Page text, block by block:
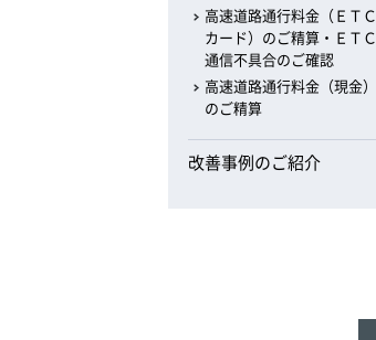
高速道路通行料金（ＥＴＣ
カード）のご精算・ＥＴＣ
通信不具合のご確認
高速道路通行料金（現金）
のご精算
改善事例のご紹介